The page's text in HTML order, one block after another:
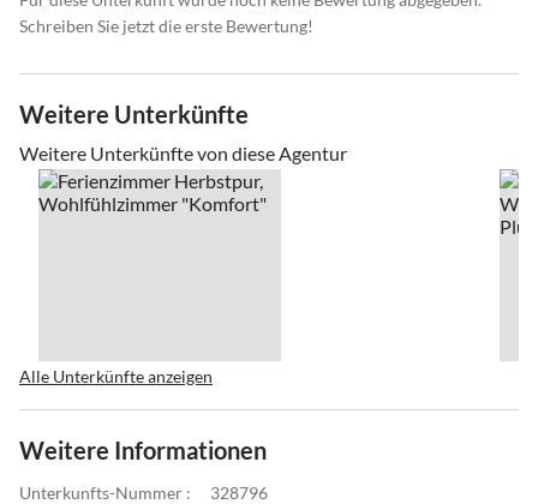
Schreiben Sie jetzt die erste Bewertung!
Weitere Unterkünfte
Weitere Unterkünfte von diese Agentur
Alle Unterkünfte anzeigen
Weitere Informationen
Unterkunfts-Nummer : 328796